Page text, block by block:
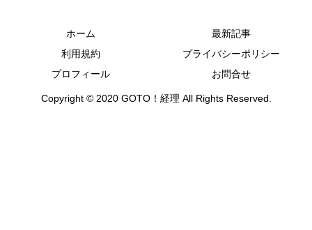
ホーム
最新記事
利用規約
プライバシーポリシー
プロフィール
お問合せ
Copyright © 2020 GOTO！経理 All Rights Reserved.